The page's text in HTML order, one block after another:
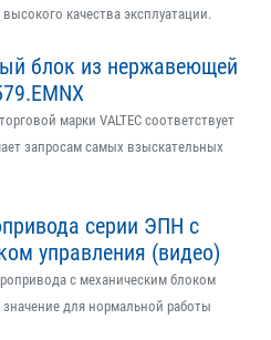
качества эксплуатации.
блок из нержавеющей
марки VALTEC соответствует
запросам самых взыскательных
серии ЭПН с
управления (видео)
с механическим блоком
для нормальной работы